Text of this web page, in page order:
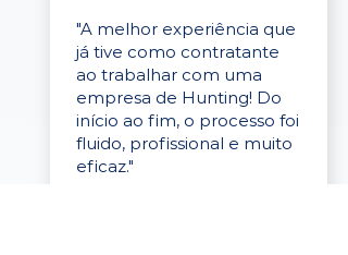
"A melhor experiência que
já tive como contratante
ao trabalhar com uma
empresa de Hunting! Do
início ao fim, o processo foi
fluido, profissional e muito
eficaz."